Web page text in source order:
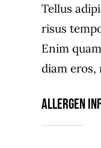
Tellus
risus
Enim
diam eros,
Allergen